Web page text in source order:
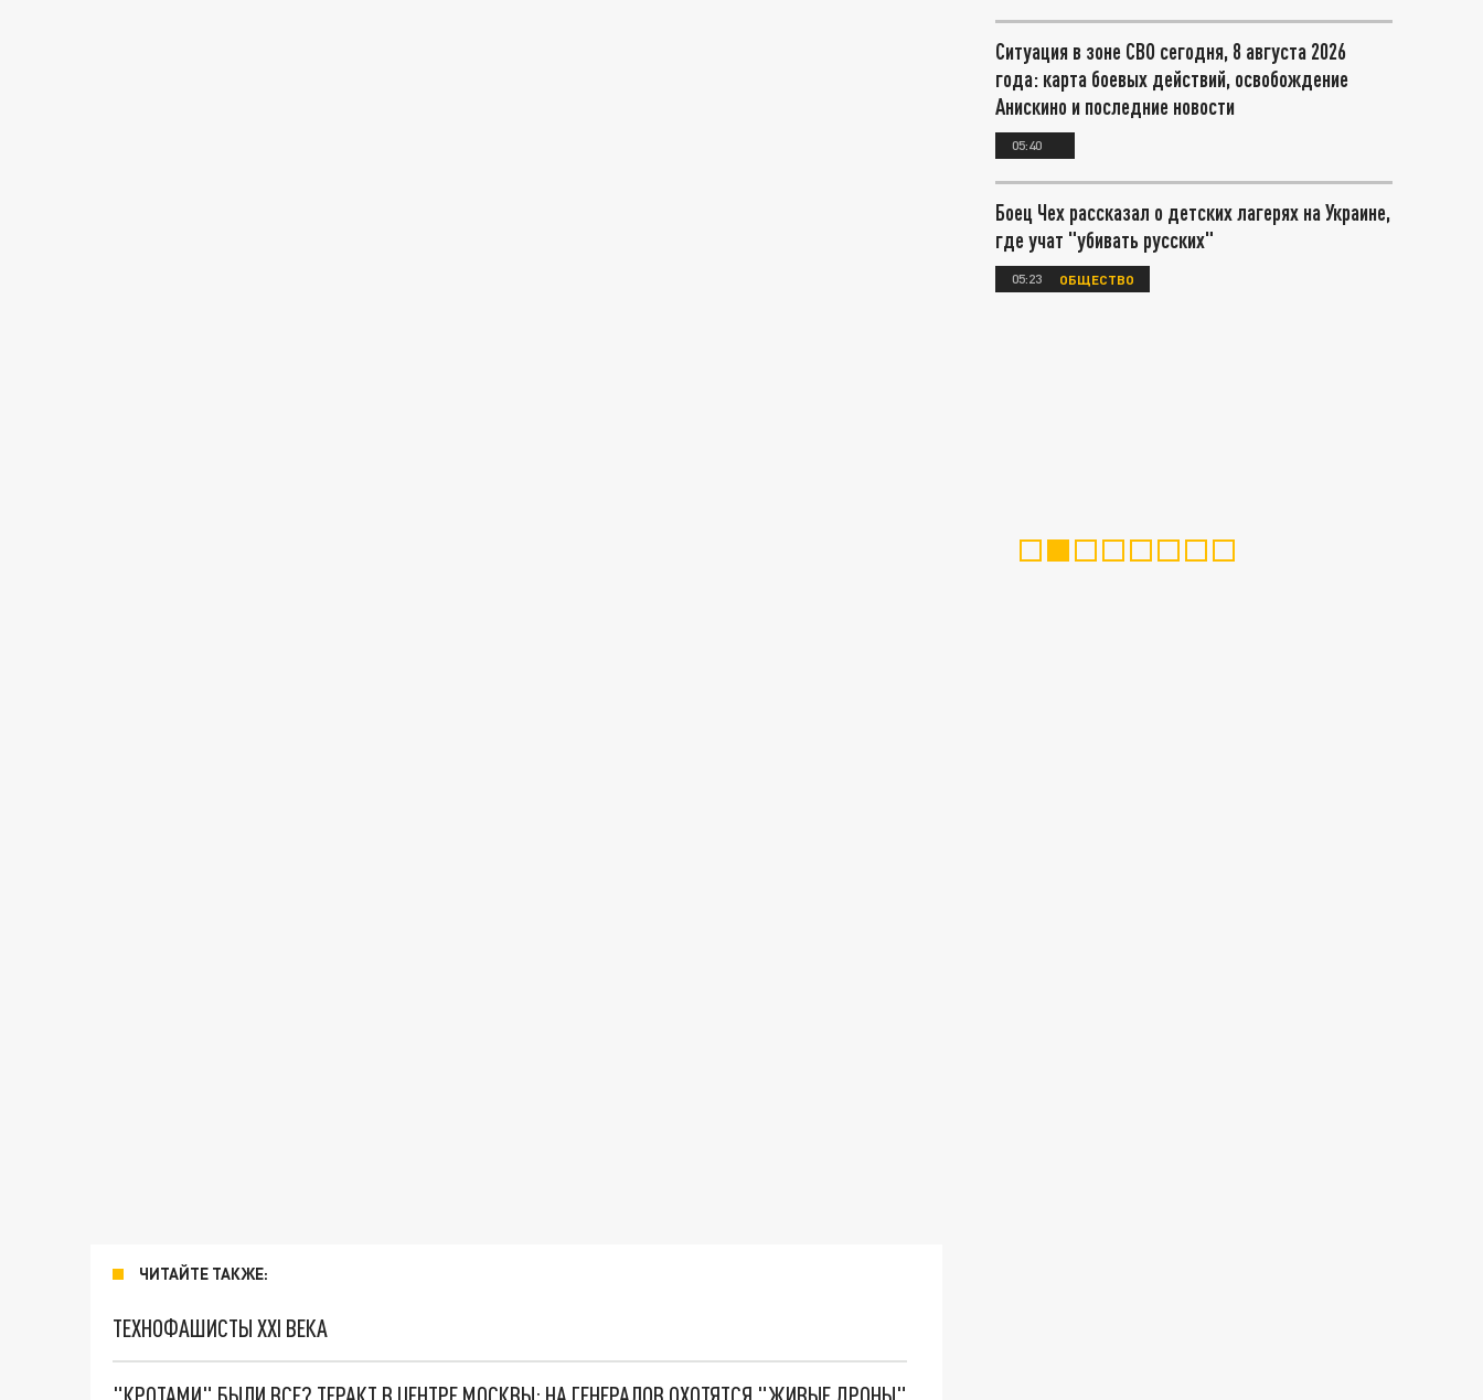
ЧИТАЙТЕ ТАКЖЕ:
ТЕХНОФАШИСТЫ XXI ВЕКА
Ситуация в зоне СВО сегодня, 8 августа 2026
года: карта боевых действий, освобождение
Анискино и последние новости
05:40
Боец Чех рассказал о детских лагерях на Украине,
где учат "убивать русских"
05:23 ОБЩЕСТВО